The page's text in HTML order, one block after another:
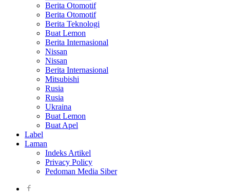
Berita Otomotif
Berita Otomotif
Berita Teknologi
Buat Lemon
Berita Internasional
Nissan
Nissan
Berita Internasional
Mitsubishi
Rusia
Rusia
Ukraina
Buat Lemon
Buat Apel
Label
Laman
Indeks Artikel
Privacy Policy
Pedoman Media Siber